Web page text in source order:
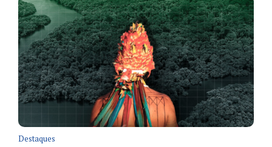
Destaques